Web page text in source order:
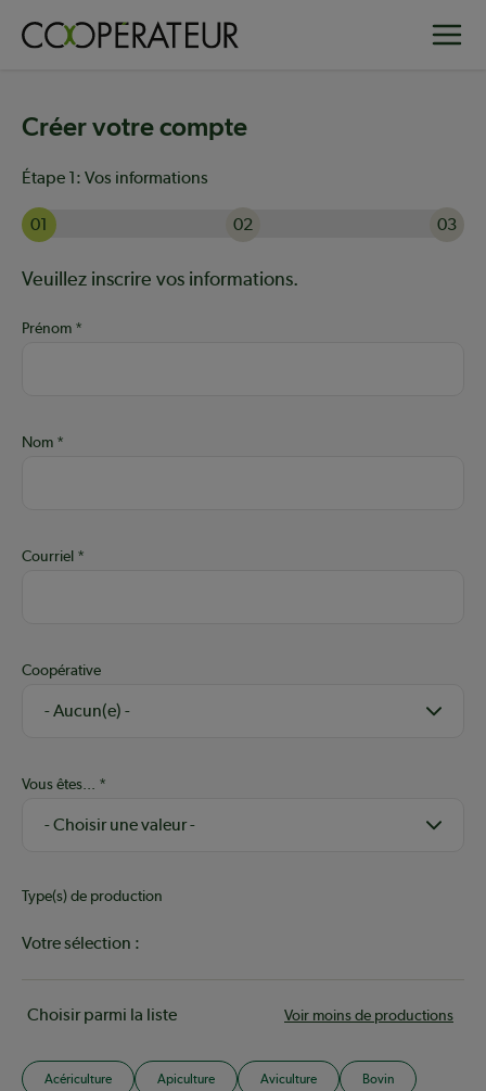
Créer votre compte
Étape 1: Vos informations
01 02
03
Aide :
Veuillez inscrire vos informations.
Prénom
Nom
Courriel
Coopérative
Vous êtes...
Type(s) de production
Votre sélection :
Choisir parmi la liste Voir moins de productions
Acériculture Apiculture Aviculture Bovin